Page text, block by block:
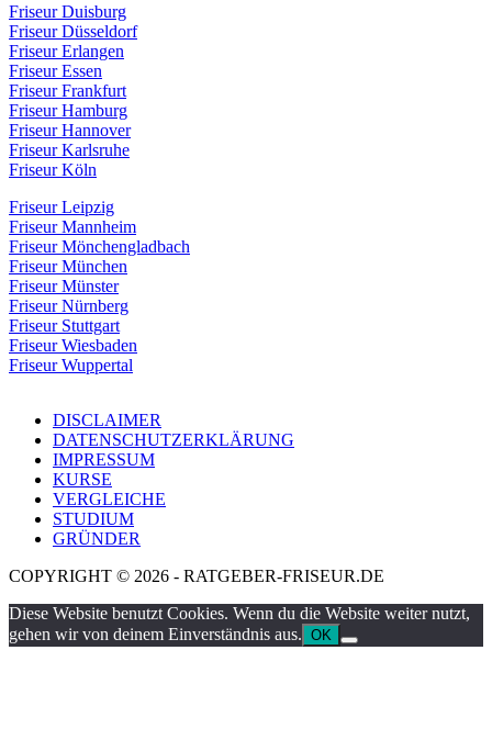
Friseur Duisburg
Friseur Düsseldorf
Friseur Erlangen
Friseur Essen
Friseur Frankfurt
Friseur Hamburg
Friseur Hannover
Friseur Karlsruhe
Friseur Köln
Friseur Leipzig
Friseur Mannheim
Friseur Mönchengladbach
Friseur München
Friseur Münster
Friseur Nürnberg
Friseur Stuttgart
Friseur Wiesbaden
Friseur Wuppertal
DISCLAIMER
DATENSCHUTZERKLÄRUNG
IMPRESSUM
KURSE
VERGLEICHE
STUDIUM
GRÜNDER
COPYRIGHT © 2026 - RATGEBER-FRISEUR.DE
Diese Website benutzt Cookies. Wenn du die Website weiter nutzt,
gehen wir von deinem Einverständnis aus. OK